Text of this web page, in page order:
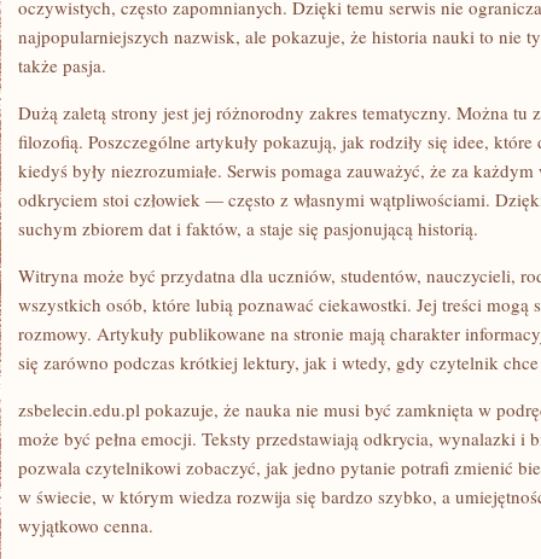
oczywistych, często zapomnianych. Dzięki temu serwis nie
najpopularniejszych nazwisk, ale pokazuje, że historia nauki to nie
także pasja.
Dużą zaletą strony jest jej różnorodny zakres tematyczny. Można tu
filozofią. Poszczególne artykuły pokazują, jak rodziły się idee,
kiedyś były niezrozumiałe. Serwis pomaga zauważyć, że za
odkryciem stoi człowiek — często z własnymi wątpliwościami.
suchym zbiorem dat i faktów, a staje się pasjonującą historią.
Witryna może być przydatna dla uczniów, studentów, nauczycieli,
wszystkich osób, które lubią poznawać ciekawostki. Jej treści mogą
rozmowy. Artykuły publikowane na stronie mają charakter
się zarówno podczas krótkiej lektury, jak i wtedy, gdy czytelnik chce
zsbelecin.edu.pl pokazuje, że nauka nie musi być zamknięta w
może być pełna emocji. Teksty przedstawiają odkrycia, wynalazki i
pozwala czytelnikowi zobaczyć, jak jedno pytanie potrafi zmienić
w świecie, w którym wiedza rozwija się bardzo szybko, a
wyjątkowo cenna.